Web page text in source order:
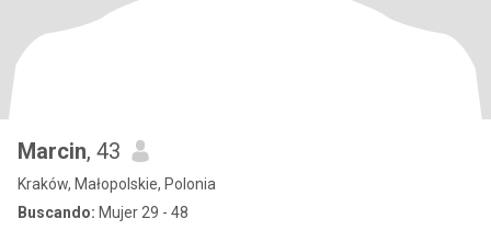
Marcin, 43
Kraków, Małopolskie, Polonia
Buscando: Mujer 29 - 48